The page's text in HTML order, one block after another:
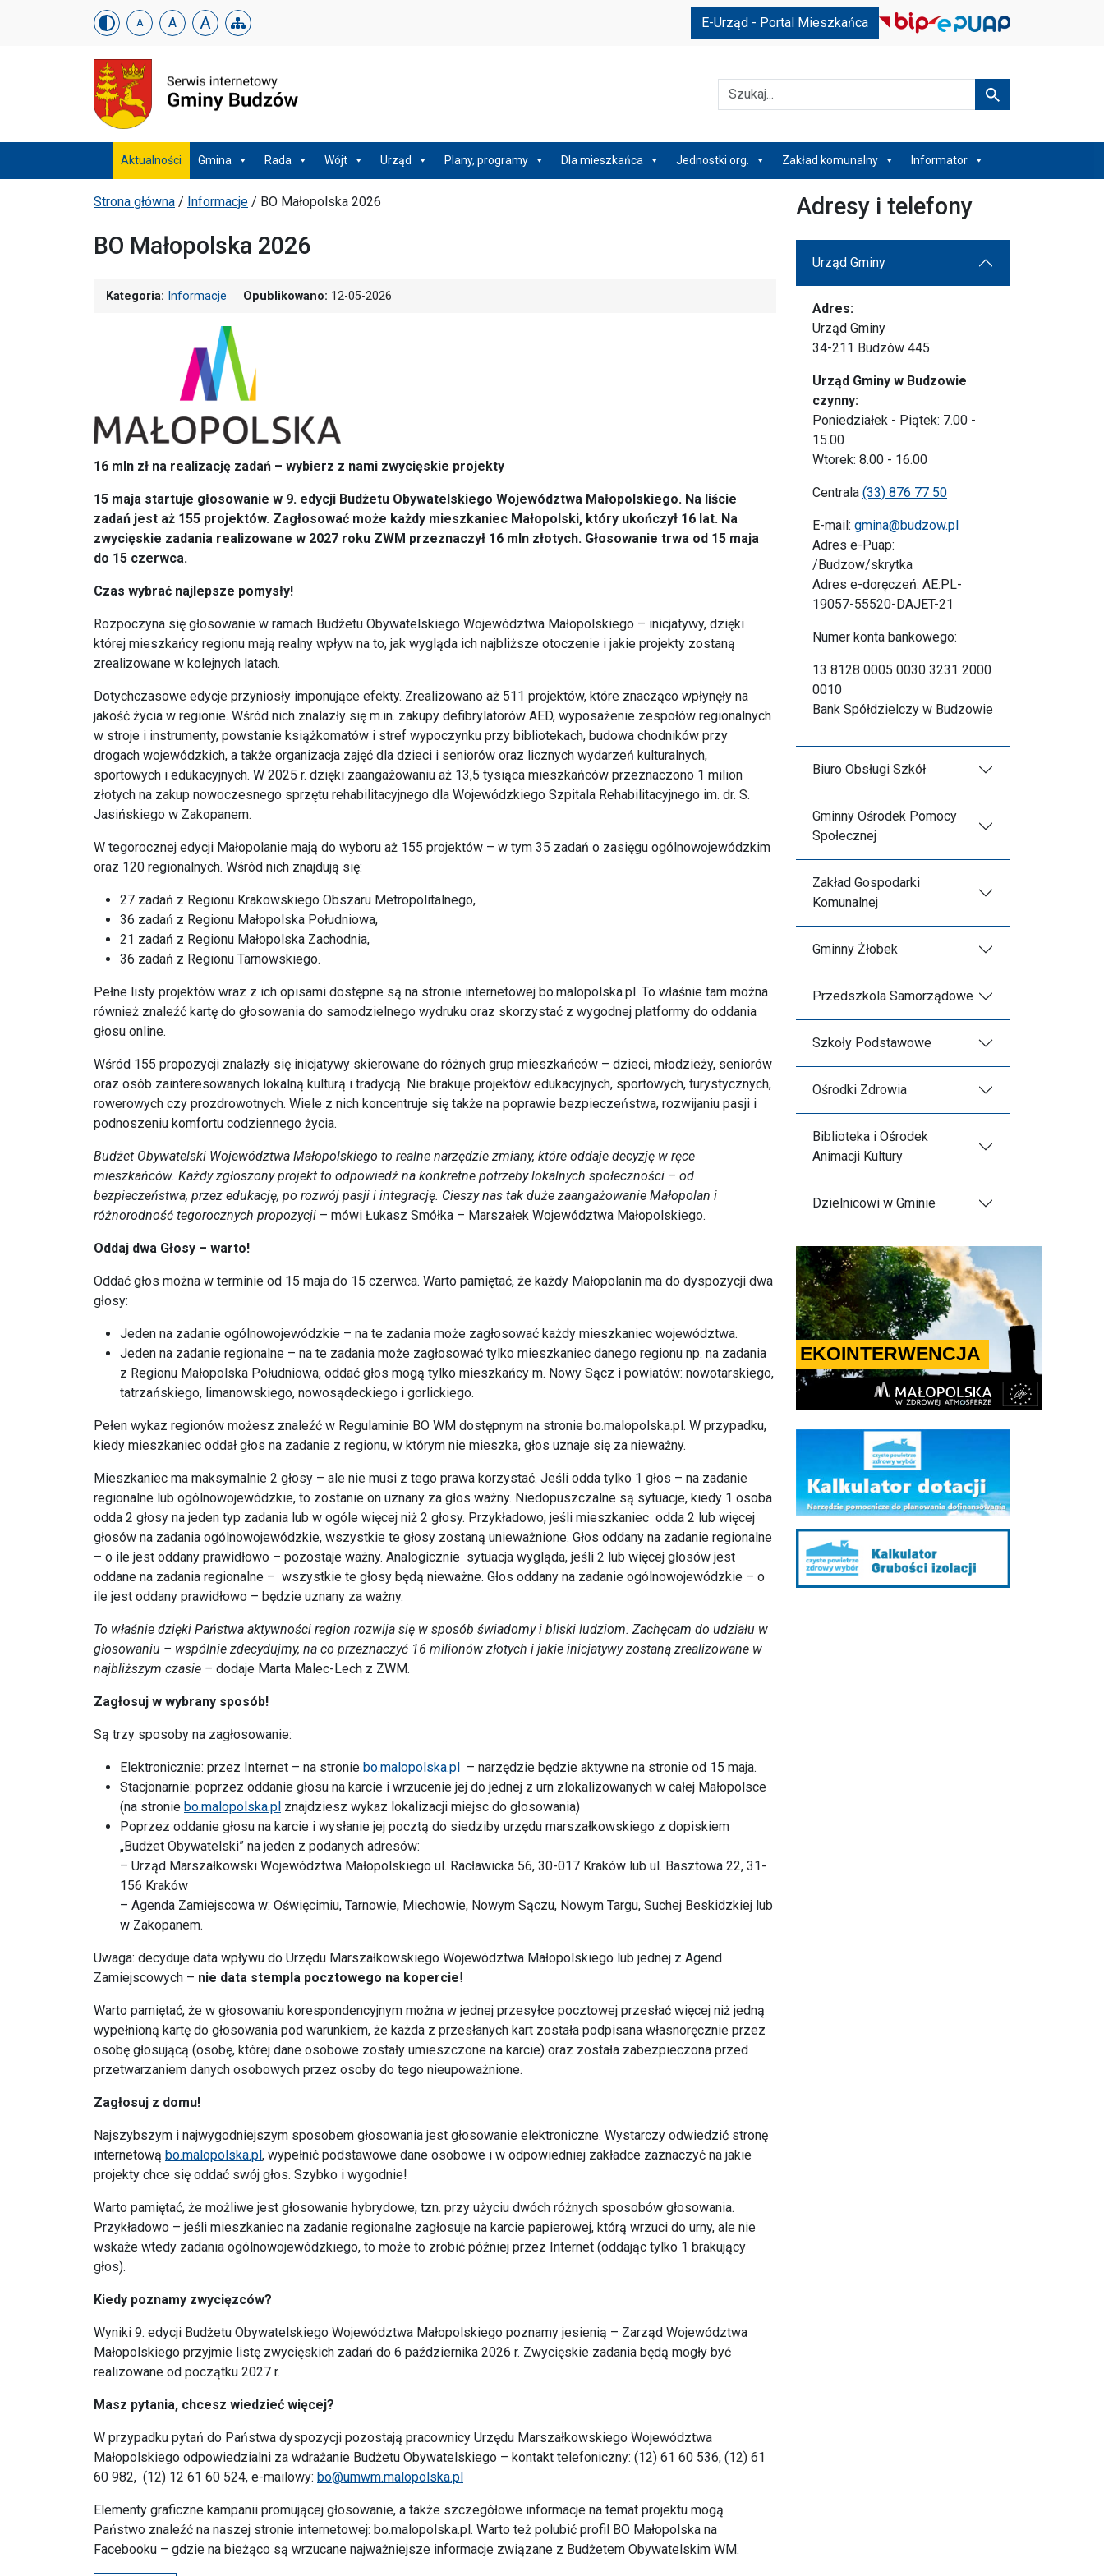
Urząd Gminy w Budzowie
Skip menu A A A E-Urząd - Portal Mieszkańca
Szukaj Szukaj
Menu główneAktualności Gmina Rada Wójt Urząd Plany, programy Dla mieszkańca Jednostki org. Zakład komunalny Informator
Ścieżka powrotu
Strona główna / Informacje / BO Małopolska 2026
BO Małopolska 2026
Kategoria: Informacje Opublikowano: 12-05-2026
16 mln zł na realizację zadań – wybierz z nami zwycięskie projekty
15 maja startuje głosowanie w 9. edycji Budżetu Obywatelskiego Województwa Małopolskiego. Na liście
zadań jest aż 155 projektów. Zagłosować może każdy mieszkaniec Małopolski, który ukończył 16 lat. Na
zwycięskie zadania realizowane w 2027 roku ZWM przeznaczył 16 mln złotych. Głosowanie trwa od 15 maja
do 15 czerwca.
Czas wybrać najlepsze pomysły!
Rozpoczyna się głosowanie w ramach Budżetu Obywatelskiego Województwa Małopolskiego – inicjatywy, dzięki
której mieszkańcy regionu mają realny wpływ na to, jak wygląda ich najbliższe otoczenie i jakie projekty zostaną
zrealizowane w kolejnych latach.
Dotychczasowe edycje przyniosły imponujące efekty. Zrealizowano aż 511 projektów, które znacząco wpłynęły na
jakość życia w regionie. Wśród nich znalazły się m.in. zakupy defibrylatorów AED, wyposażenie zespołów regionalnych
w stroje i instrumenty, powstanie książkomatów i stref wypoczynku przy bibliotekach, budowa chodników przy
drogach wojewódzkich, a także organizacja zajęć dla dzieci i seniorów oraz licznych wydarzeń kulturalnych,
sportowych i edukacyjnych. W 2025 r. dzięki zaangażowaniu aż 13,5 tysiąca mieszkańców przeznaczono 1 milion
złotych na zakup nowoczesnego sprzętu rehabilitacyjnego dla Wojewódzkiego Szpitala Rehabilitacyjnego im. dr. S.
Jasińskiego w Zakopanem.
W tegorocznej edycji Małopolanie mają do wyboru aż 155 projektów – w tym 35 zadań o zasięgu ogólnowojewódzkim
oraz 120 regionalnych. Wśród nich znajdują się:
27 zadań z Regionu Krakowskiego Obszaru Metropolitalnego,
36 zadań z Regionu Małopolska Południowa,
21 zadań z Regionu Małopolska Zachodnia,
36 zadań z Regionu Tarnowskiego.
Pełne listy projektów wraz z ich opisami dostępne są na stronie internetowej bo.malopolska.pl. To właśnie tam można
również znaleźć kartę do głosowania do samodzielnego wydruku oraz skorzystać z wygodnej platformy do oddania
głosu online.
Wśród 155 propozycji znalazły się inicjatywy skierowane do różnych grup mieszkańców – dzieci, młodzieży, seniorów
oraz osób zainteresowanych lokalną kulturą i tradycją. Nie brakuje projektów edukacyjnych, sportowych, turystycznych,
rowerowych czy prozdrowotnych. Wiele z nich koncentruje się także na poprawie bezpieczeństwa, rozwijaniu pasji i
podnoszeniu komfortu codziennego życia.
Budżet Obywatelski Województwa Małopolskiego to realne narzędzie zmiany, które oddaje decyzję w ręce
mieszkańców. Każdy zgłoszony projekt to odpowiedź na konkretne potrzeby lokalnych społeczności – od
bezpieczeństwa, przez edukację, po rozwój pasji i integrację. Cieszy nas tak duże zaangażowanie Małopolan i
różnorodność tegorocznych propozycji – mówi Łukasz Smółka – Marszałek Województwa Małopolskiego.
Oddaj dwa Głosy – warto!
Oddać głos można w terminie od 15 maja do 15 czerwca. Warto pamiętać, że każdy Małopolanin ma do dyspozycji dwa
głosy:
Jeden na zadanie ogólnowojewódzkie – na te zadania może zagłosować każdy mieszkaniec województwa.
Jeden na zadanie regionalne – na te zadania może zagłosować tylko mieszkaniec danego regionu np. na zadania
z Regionu Małopolska Południowa, oddać głos mogą tylko mieszkańcy m. Nowy Sącz i powiatów: nowotarskiego,
tatrzańskiego, limanowskiego, nowosądeckiego i gorlickiego.
Pełen wykaz regionów możesz znaleźć w Regulaminie BO WM dostępnym na stronie bo.malopolska.pl. W przypadku,
kiedy mieszkaniec oddał głos na zadanie z regionu, w którym nie mieszka, głos uznaje się za nieważny.
Mieszkaniec ma maksymalnie 2 głosy – ale nie musi z tego prawa korzystać. Jeśli odda tylko 1 głos – na zadanie
regionalne lub ogólnowojewódzkie, to zostanie on uznany za głos ważny. Niedopuszczalne są sytuacje, kiedy 1 osoba
odda 2 głosy na jeden typ zadania lub w ogóle więcej niż 2 głosy. Przykładowo, jeśli mieszkaniec odda 2 lub więcej
głosów na zadania ogólnowojewódzkie, wszystkie te głosy zostaną unieważnione. Głos oddany na zadanie regionalne
– o ile jest oddany prawidłowo – pozostaje ważny. Analogicznie sytuacja wygląda, jeśli 2 lub więcej głosów jest
oddane na zadania regionalne – wszystkie te głosy będą nieważne. Głos oddany na zadanie ogólnowojewódzkie – o
ile jest oddany prawidłowo – będzie uznany za ważny.
To właśnie dzięki Państwa aktywności region rozwija się w sposób świadomy i bliski ludziom. Zachęcam do udziału w
głosowaniu – wspólnie zdecydujmy, na co przeznaczyć 16 milionów złotych i jakie inicjatywy zostaną zrealizowane w
najbliższym czasie – dodaje Marta Malec-Lech z ZWM.
Zagłosuj w wybrany sposób!
Są trzy sposoby na zagłosowanie:
Elektronicznie: przez Internet – na stronie bo.malopolska.pl – narzędzie będzie aktywne na stronie od 15 maja.
Stacjonarnie: poprzez oddanie głosu na karcie i wrzucenie jej do jednej z urn zlokalizowanych w całej Małopolsce
(na stronie bo.malopolska.pl znajdziesz wykaz lokalizacji miejsc do głosowania)
Poprzez oddanie głosu na karcie i wysłanie jej pocztą do siedziby urzędu marszałkowskiego z dopiskiem
„Budżet Obywatelski” na jeden z podanych adresów:
– Urząd Marszałkowski Województwa Małopolskiego ul. Racławicka 56, 30-017 Kraków lub ul. Basztowa 22, 31-
156 Kraków
– Agenda Zamiejscowa w: Oświęcimiu, Tarnowie, Miechowie, Nowym Sączu, Nowym Targu, Suchej Beskidzkiej lub
w Zakopanem.
Uwaga: decyduje data wpływu do Urzędu Marszałkowskiego Województwa Małopolskiego lub jednej z Agend
Zamiejscowych – nie data stempla pocztowego na kopercie!
Warto pamiętać, że w głosowaniu korespondencyjnym można w jednej przesyłce pocztowej przesłać więcej niż jedną
wypełnioną kartę do głosowania pod warunkiem, że każda z przesłanych kart została podpisana własnoręcznie przez
osobę głosującą (osobę, której dane osobowe zostały umieszczone na karcie) oraz została zabezpieczona przed
przetwarzaniem danych osobowych przez osoby do tego nieupoważnione.
Zagłosuj z domu!
Najszybszym i najwygodniejszym sposobem głosowania jest głosowanie elektroniczne. Wystarczy odwiedzić stronę
internetową bo.malopolska.pl, wypełnić podstawowe dane osobowe i w odpowiedniej zakładce zaznaczyć na jakie
projekty chce się oddać swój głos. Szybko i wygodnie!
Warto pamiętać, że możliwe jest głosowanie hybrydowe, tzn. przy użyciu dwóch różnych sposobów głosowania.
Przykładowo – jeśli mieszkaniec na zadanie regionalne zagłosuje na karcie papierowej, którą wrzuci do urny, ale nie
wskaże wtedy zadania ogólnowojewódzkiego, to może to zrobić później przez Internet (oddając tylko 1 brakujący
głos).
Kiedy poznamy zwycięzców?
Wyniki 9. edycji Budżetu Obywatelskiego Województwa Małopolskiego poznamy jesienią – Zarząd Województwa
Małopolskiego przyjmie listę zwycięskich zadań do 6 października 2026 r. Zwycięskie zadania będą mogły być
realizowane od początku 2027 r.
Masz pytania, chcesz wiedzieć więcej?
W przypadku pytań do Państwa dyspozycji pozostają pracownicy Urzędu Marszałkowskiego Województwa
Małopolskiego odpowiedzialni za wdrażanie Budżetu Obywatelskiego – kontakt telefoniczny: (12) 61 60 536, (12) 61
60 982, (12) 12 61 60 524, e-mailowy: bo@umwm.malopolska.pl
Elementy graficzne kampanii promującej głosowanie, a także szczegółowe informacje na temat projektu mogą
Państwo znaleźć na naszej stronie internetowej: bo.malopolska.pl. Warto też polubić profil BO Małopolska na
Facebooku – gdzie na bieżąco są wrzucane najważniejsze informacje związane z Budżetem Obywatelskim WM.
Adresy i telefony
Urząd Gminy
Adres:
Urząd Gminy
34-211 Budzów 445
Urząd Gminy w Budzowie
czynny:
Poniedziałek - Piątek: 7.00 -
15.00
Wtorek: 8.00 - 16.00
Centrala (33) 876 77 50
E-mail: gmina@budzow.pl
Adres e-Puap:
/Budzow/skrytka
Adres e-doręczeń: AE:PL-
19057-55520-DAJET-21
Numer konta bankowego:
13 8128 0005 0030 3231 2000
0010
Bank Spółdzielczy w Budzowie
Biuro Obsługi Szkół
Gminny Ośrodek Pomocy
Społecznej
Zakład Gospodarki
Komunalnej
Gminny Żłobek
Przedszkola Samorządowe
Szkoły Podstawowe
Ośrodki Zdrowia
Biblioteka i Ośrodek
Animacji Kultury
Dzielnicowi w Gminie